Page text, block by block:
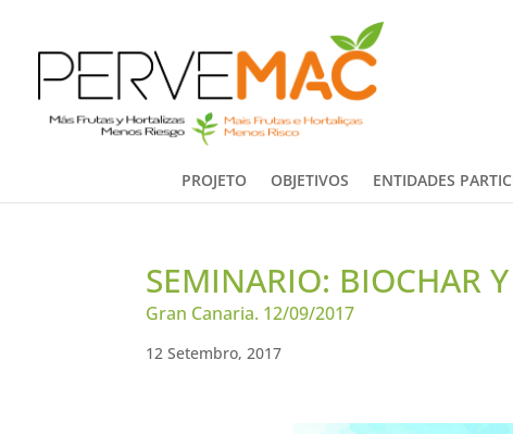
PROJETO OBJETIVOS ENTIDADES
SEMINARIO: BIOCHAR
Gran Canaria. 12/09/2017
12 Setembro, 2017